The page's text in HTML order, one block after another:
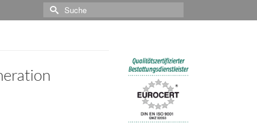
Suche
nach: